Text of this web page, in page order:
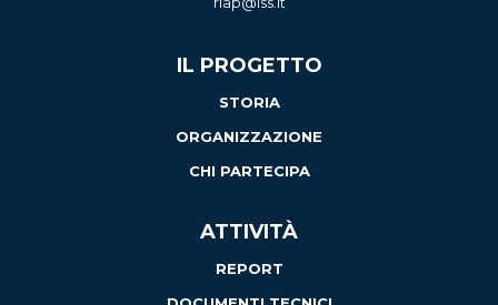
IL PROGETTO
STORIA
ORGANIZZAZIONE
CHI PARTECIPA
ATTIVITÀ
REPORT